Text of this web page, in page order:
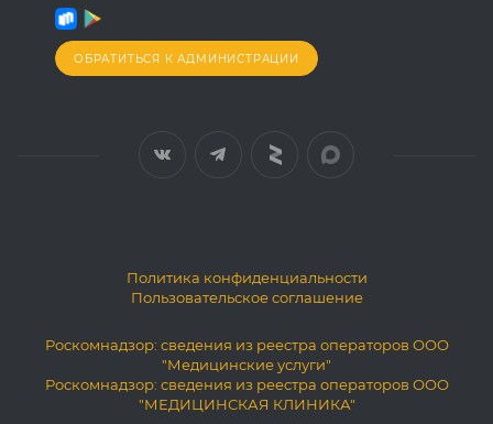
ОБРАТИТЬСЯ К АДМИНИСТРАЦИИ
Политика конфиденциальности
Пользовательское соглашение
Роскомнадзор: сведения из реестра операторов ООО
"Медицинские услуги"
Роскомнадзор: сведения из реестра операторов ООО
"МЕДИЦИНСКАЯ КЛИНИКА"